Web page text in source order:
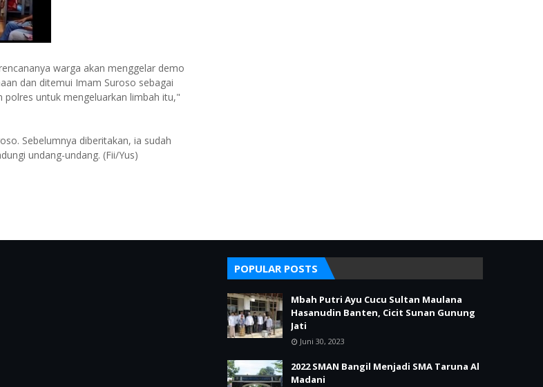
warga akan menggelar demo
dan ditemui Imam Suroso sebagai
polres untuk mengeluarkan limbah itu,"
Sebelumnya diberitakan, ia sudah
undang-undang. (Fii/Yus)
POPULAR POSTS
Mbah Putri Ayu Cucu Sultan Maulana
Hasanudin Banten, Cicit Sunan Gunung
Jati
Juni 30, 2023
2022 SMAN Bangil Menjadi SMA Taruna Al
Madani